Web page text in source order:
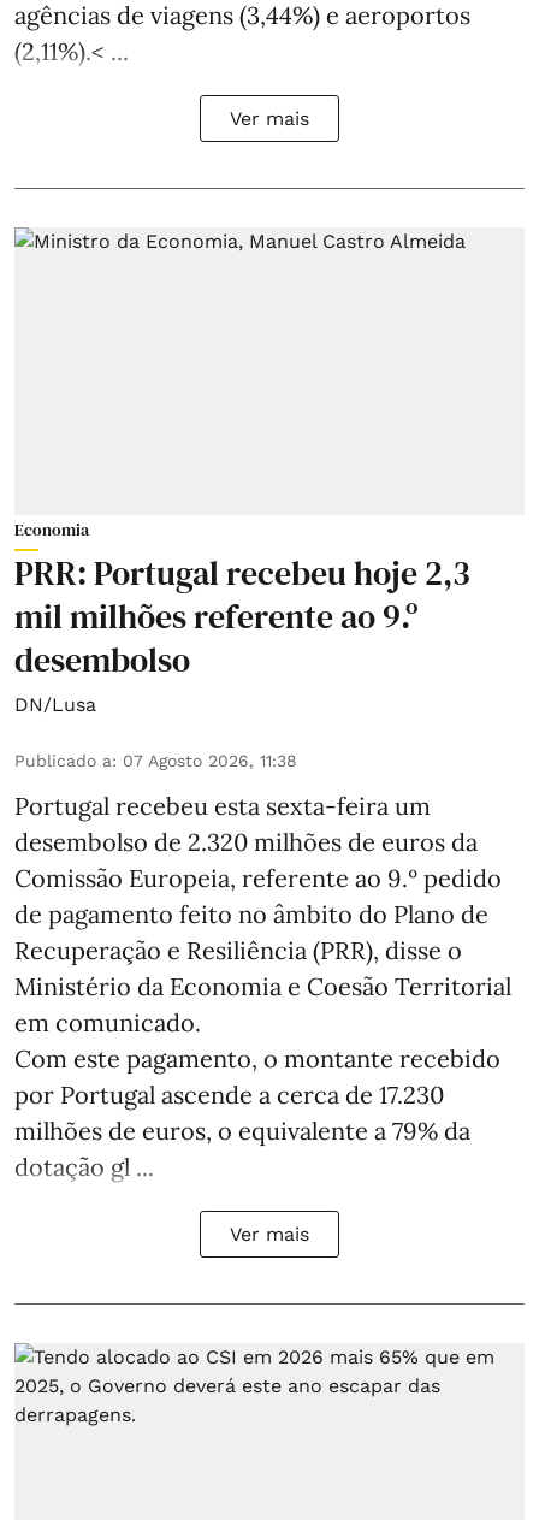
agências de viagens (3,44%) e aeroportos
(2,11%).< ...
Ver mais
Economia
PRR: Portugal recebeu hoje 2,3
mil milhões referente ao 9.º
desembolso
DN/Lusa
Publicado a: 07 Agosto 2026, 11:38
Portugal recebeu esta sexta-feira um
desembolso de 2.320 milhões de euros da
Comissão Europeia, referente ao 9.º pedido
de pagamento feito no âmbito do Plano de
Recuperação e Resiliência (PRR), disse o
Ministério da Economia e Coesão Territorial
em comunicado.
Com este pagamento, o montante recebido
por Portugal ascende a cerca de 17.230
milhões de euros, o equivalente a 79% da
dotação gl ...
Ver mais